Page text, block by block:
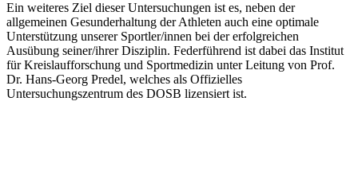
Ein weiteres Ziel dieser Untersuchungen ist es, neben der
allgemeinen Gesunderhaltung der Athleten auch eine optimale
Unterstützung unserer Sportler/innen bei der erfolgreichen
Ausübung seiner/ihrer Disziplin. Federführend ist dabei das Institut
für Kreislaufforschung und Sportmedizin unter Leitung von Prof.
Dr. Hans-Georg Predel, welches als Offizielles
Untersuchungszentrum des DOSB lizensiert ist.